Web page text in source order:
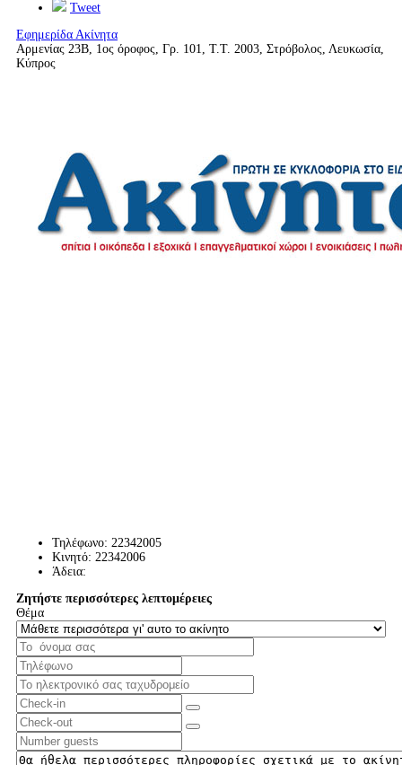
Tweet
Εφημερίδα Ακίνητα
Αρμενίας 23Β, 1ος όροφος, Γρ. 101, Τ.Τ. 2003, Στρόβολος, Λευκωσία,
Κύπρος
Τηλέφωνο: 22342005
Κινητό: 22342006
Άδεια:
Ζητήστε περισσότερες λεπτομέρειες
Θέμα